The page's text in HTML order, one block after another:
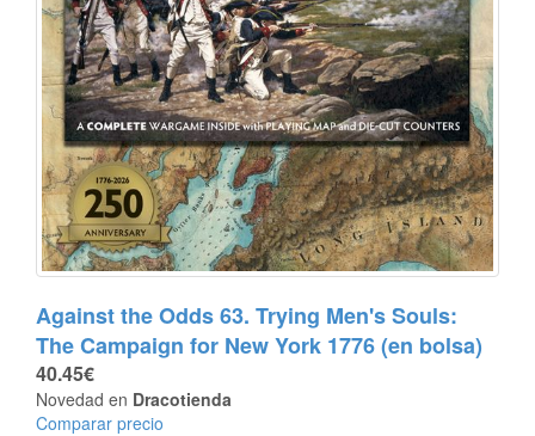
Against the Odds 63. Trying Men's Souls:
The Campaign for New York 1776 (en bolsa)
40.45€
Novedad en Dracotienda
Comparar precio